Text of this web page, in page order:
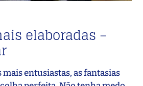
elaboradas –
mais entusiastas, as fantasias